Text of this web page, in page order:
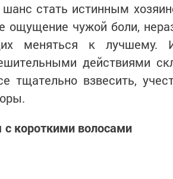
шанс стать истинным
ощущение чужой боли,
меняться к лучшему.
действиями
тщательно взвесить,
короткими волосами